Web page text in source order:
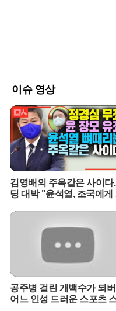
픈AI는 이를 단순한 스마트 스
명령 수행에 그쳤다면, 이 기
대화를 이어나가는 지능형
애플의 전성기를 이끌었던
오픈AI는 아이브가 설립한 디
핵심 인력들을 대거 흡수했
술을 두고 애플과 법정 공방
비밀이 유출되었다고 주장하
완전히 새로운 형태의 하드
있는 상황이다.양사의 하드웨
은 올해 정사각형 디스플레
봇 팔이 달린 탁상형 기기는
다. 반면 오픈AI는 화면을 없
기를 통해 애플의 틈새시장
번 시도가 애플의 홈팟 시리즈
으로써 스마트홈 시장의 판도
는 이번 하드웨어 출시를 통
이슈 영상
김영배의 주옥같은 사이다.
딩 대박 "윤석열, 조국에게
공주병 걸린 개백수가 되
어느 인성 드러운 스포츠